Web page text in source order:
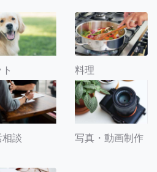
料理
相談 写真・動画制作